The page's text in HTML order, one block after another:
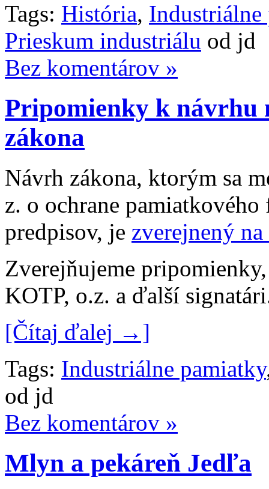
Tags: História, Industriálne
Prieskum industriálu od jd
Bez komentárov »
Pripomienky k návrhu
zákona
Návrh zákona, ktorým sa
z. o ochrane
predpisov, je zverejnený
Zverejňujeme
KOTP, o.z. a ďalší
[Čítaj ďalej →]
Tags: Industriálne pamiatky
od jd
Bez komentárov »
Mlyn a pekáreň Jedľa